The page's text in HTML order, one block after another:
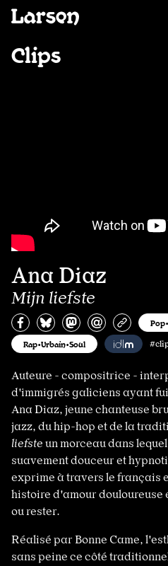
Fil d’ariane
Clips
Ana Diaz
Mijn liefste
Partagez sur Facebook
Partager sur Bluesky
Partager surPartagez par
Copiez
Rap•Urbain•Soul
Auteure - compositrice -
d'immigrés galiciens ayant
Ana Diaz, jeune chanteuse
jazz, du hip-hop et de la
liefste un morceau dans
suavement douceur et
exprime à travers le français
histoire d'amour douloureuse
ou rester.
Réalisé par Bonne Came,
sans peine ce côté